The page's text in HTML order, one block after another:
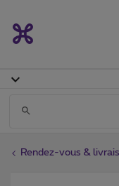
Rendez-vous &